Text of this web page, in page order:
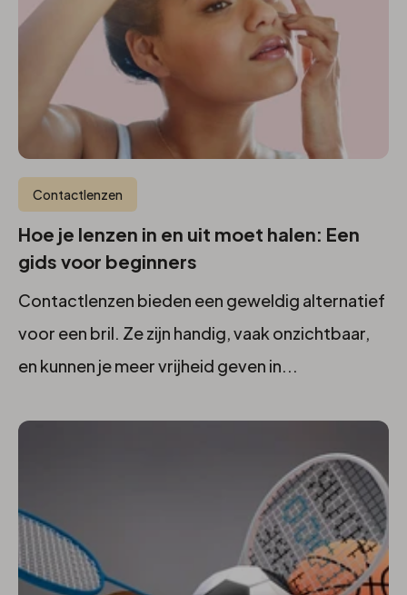
Contactlenzen
Hoe je lenzen in en uit moet halen: Een
gids voor beginners
Contactlenzen bieden een geweldig alternatief
voor een bril. Ze zijn handig, vaak onzichtbaar,
en kunnen je meer vrijheid geven in...